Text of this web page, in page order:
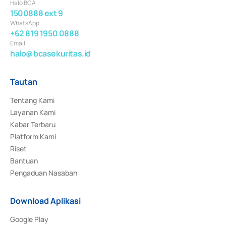
Halo BCA
1500888 ext 9
WhatsApp
+62 819 1950 0888
Email
halo@bcasekuritas.id
Tautan
Tentang Kami
Layanan Kami
Kabar Terbaru
Platform Kami
Riset
Bantuan
Pengaduan Nasabah
Download Aplikasi
Google Play